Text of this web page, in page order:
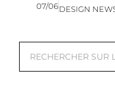
07/06DESIGN